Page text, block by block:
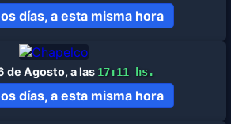
días, a esta misma hora
de Agosto, a las 17:11 hs.
días, a esta misma hora